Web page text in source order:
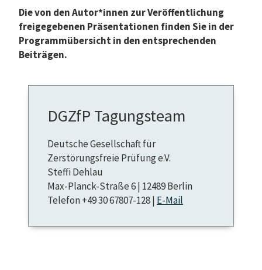
Die von den Autor*innen zur Veröffentlichung
freigegebenen Präsentationen finden Sie in der
Programmübersicht in den entsprechenden
Beiträgen.
DGZfP Tagungsteam
Deutsche Gesellschaft für
Zerstörungsfreie Prüfung e.V.
Steffi Dehlau
Max-Planck-Straße 6 | 12489 Berlin
Telefon +49 30 67807-128 | E-Mail